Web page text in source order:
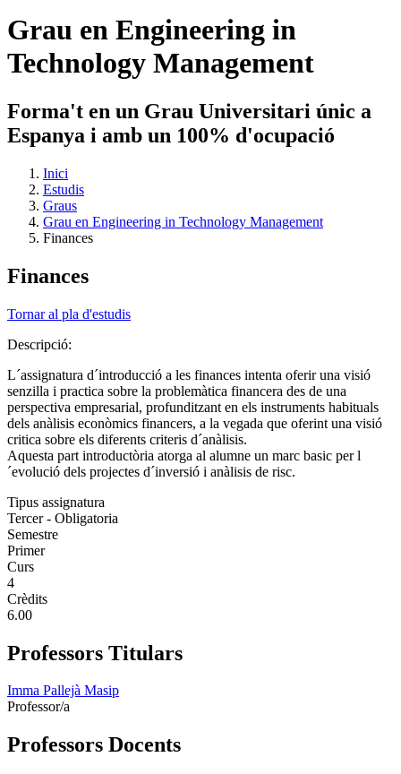
Grau en Engineering in
Technology Management
Forma't en un Grau Universitari únic a
Espanya i amb un 100% d'ocupació
Inici
Estudis
Graus
Grau en Engineering in Technology Management
Finances
Finances
Tornar al pla d'estudis
Descripció:
L´assignatura d´introducció a les finances intenta oferir una visió
senzilla i practica sobre la problemàtica financera des de una
perspectiva empresarial, profunditzant en els instruments habituals
dels anàlisis econòmics financers, a la vegada que oferint una visió
critica sobre els diferents criteris d´anàlisis.
Aquesta part introductòria atorga al alumne un marc basic per l
´evolució dels projectes d´inversió i anàlisis de risc.
Tipus assignatura
Tercer - Obligatoria
Semestre
Primer
Curs
4
Crèdits
6.00
Professors Titulars
Imma Pallejà Masip
Professor/a
Professors Docents